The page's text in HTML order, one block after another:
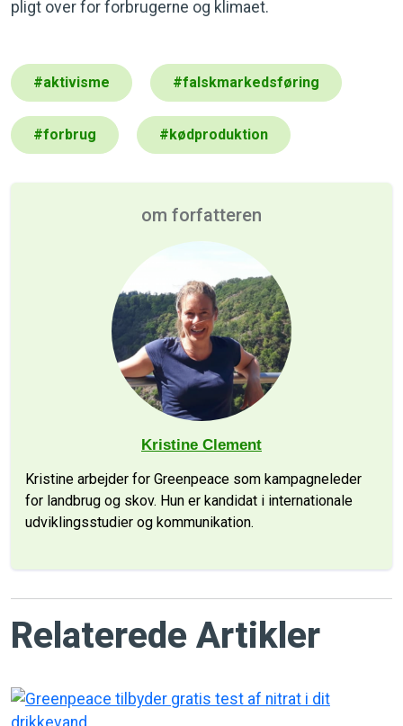
pligt over for forbrugerne og klimaet.
#aktivisme #falskmarkedsføring
#forbrug #kødproduktion
om forfatteren
Kristine Clement
Kristine arbejder for Greenpeace som kampagneleder
for landbrug og skov. Hun er kandidat i internationale
udviklingsstudier og kommunikation.
Relaterede Artikler